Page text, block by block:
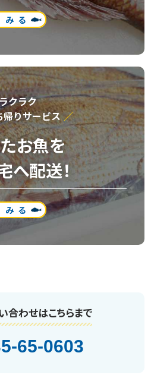
みる
クラク
帰りサービス
お魚を
へ配送！
みる
合わせはこちらまで
65-0603